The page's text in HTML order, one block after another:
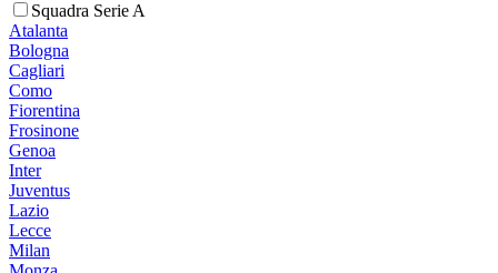
Squadra Serie A
Atalanta
Bologna
Cagliari
Como
Fiorentina
Frosinone
Genoa
Inter
Juventus
Lazio
Lecce
Milan